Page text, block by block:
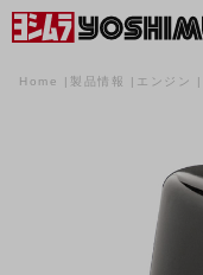
Home 製品情報 エンジン